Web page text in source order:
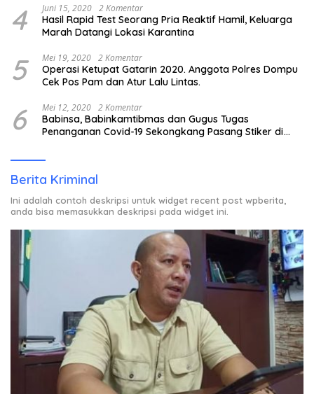
4 Juni 15, 2020 2 Komentar
Hasil Rapid Test Seorang Pria Reaktif Hamil, Keluarga
Marah Datangi Lokasi Karantina
5 Mei 19, 2020 2 Komentar
Operasi Ketupat Gatarin 2020. Anggota Polres Dompu
Cek Pos Pam dan Atur Lalu Lintas.
6 Mei 12, 2020 2 Komentar
Babinsa, Babinkamtibmas dan Gugus Tugas
Penanganan Covid-19 Sekongkang Pasang Stiker di
Berita Kriminal
Ini adalah contoh deskripsi untuk widget recent post wpberita,
anda bisa memasukkan deskripsi pada widget ini.